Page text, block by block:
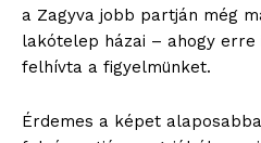
a Zagyva jobb partján még
lakótelep házai – ahogy erre
felhívta a figyelmünket.
Érdemes a képet